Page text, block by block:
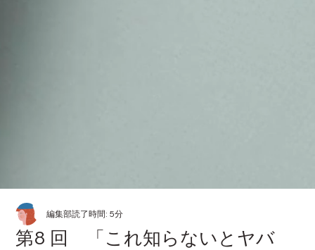
第8 回 「これ知らないとヤバ
編集部読了時間: 5分